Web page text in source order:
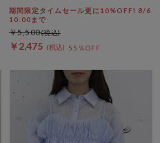
期間限定タイムセール更に10%OFF! 8/6
10:00まで
￥2,475 55％OFF
￥5,500